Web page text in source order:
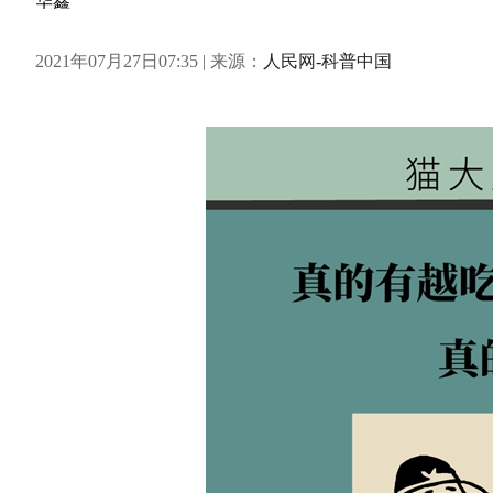
2021年07月27日07:35 | 来源： 人民网-科普中国